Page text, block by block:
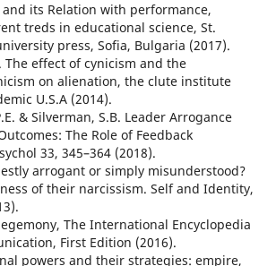
and its Relation with performance,
treds in educational science, St.
press, Sofia, Bulgaria (2017).
The effect of cynicism and the
on alienation, the clute institute
U.S.A (2014).
& Silverman, S.B. Leader Arrogance
The Role of Feedback
33, 345–364 (2018).
arrogant or simply misunderstood?
of their narcissism. Self and Identity,
The International Encyclopedia
First Edition (2016).
powers and their strategies: empire,